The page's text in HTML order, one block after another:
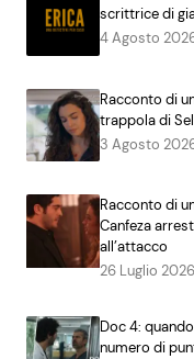
scrittrice di
4 Agosto
Racconto di
trappola di
3 Agosto
Racconto di
Canfeza
all’attacco
26 Luglio 2026
Doc 4:
numero di